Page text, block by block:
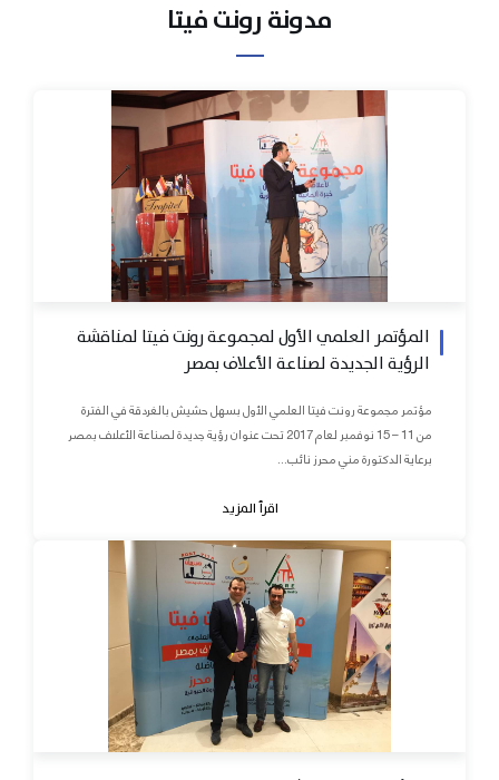
مدونة رونت فيتا
المؤتمر العلمي الأول لمجموعة رونت فيتا لمناقشة
الرؤية الجديدة لصناعة الأعلاف بمصر
مؤتمر مجموعة رونت فيتا العلمي الأول بسهل حشيش بالغردقة في الفترة
من 11 – 15 نوفمبر لعام 2017 تحت عنوان رؤية جديدة لصناعة الأعلاف بمصر
برعاية الدكتورة مني محرز نائب...
اقرأ المزيد